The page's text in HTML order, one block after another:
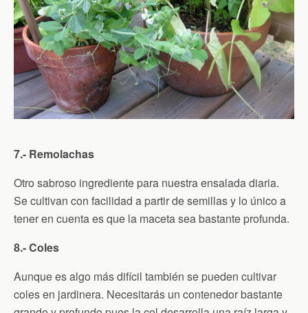
7.- Remolachas
Otro sabroso ingrediente para nuestra ensalada diaria.
Se cultivan con facilidad a partir de semillas y lo único a
tener en cuenta es que la maceta sea bastante profunda.
8.- Coles
Aunque es algo más difícil también se pueden cultivar
coles en jardinera. Necesitarás un contenedor bastante